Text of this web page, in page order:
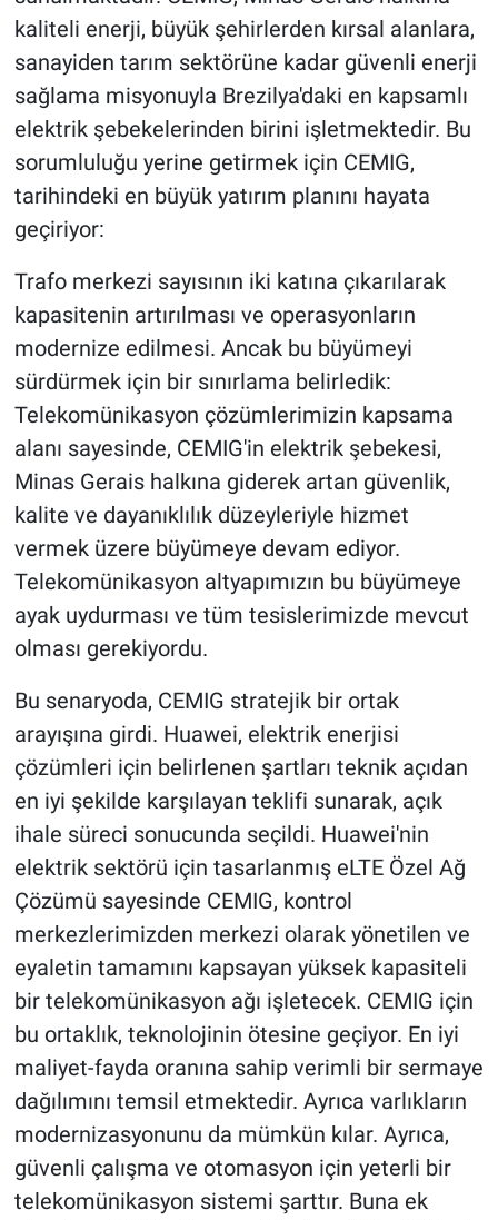
kaliteli enerji, büyük şehirlerden kırsal alanlara,
sanayiden tarım sektörüne kadar güvenli enerji
sağlama misyonuyla Brezilya'daki en kapsamlı
elektrik şebekelerinden birini işletmektedir. Bu
sorumluluğu yerine getirmek için CEMIG,
tarihindeki en büyük yatırım planını hayata
geçiriyor:
Trafo merkezi sayısının iki katına çıkarılarak
kapasitenin artırılması ve operasyonların
modernize edilmesi. Ancak bu büyümeyi
sürdürmek için bir sınırlama belirledik:
Telekomünikasyon çözümlerimizin kapsama
alanı sayesinde, CEMIG'in elektrik şebekesi,
Minas Gerais halkına giderek artan güvenlik,
kalite ve dayanıklılık düzeyleriyle hizmet
vermek üzere büyümeye devam ediyor.
Telekomünikasyon altyapımızın bu büyümeye
ayak uydurması ve tüm tesislerimizde mevcut
olması gerekiyordu.
Bu senaryoda, CEMIG stratejik bir ortak
arayışına girdi. Huawei, elektrik enerjisi
çözümleri için belirlenen şartları teknik açıdan
en iyi şekilde karşılayan teklifi sunarak, açık
ihale süreci sonucunda seçildi. Huawei'nin
elektrik sektörü için tasarlanmış eLTE Özel Ağ
Çözümü sayesinde CEMIG, kontrol
merkezlerimizden merkezi olarak yönetilen ve
eyaletin tamamını kapsayan yüksek kapasiteli
bir telekomünikasyon ağı işletecek. CEMIG için
bu ortaklık, teknolojinin ötesine geçiyor. En iyi
maliyet-fayda oranına sahip verimli bir sermaye
dağılımını temsil etmektedir. Ayrıca varlıkların
modernizasyonunu da mümkün kılar. Ayrıca,
güvenli çalışma ve otomasyon için yeterli bir
telekomünikasyon sistemi şarttır. Buna ek